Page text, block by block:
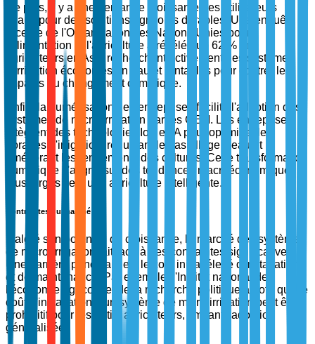
De plus, il y a une demande croissante des utilisateurs
finaux pour des solutions agricoles durables. Une enquête
récente de l'Organisation des Nations Unies pour
l'alimentation et l'agriculture a révélé que 62 % des
agriculteurs en Asie recherchent activement des systèmes
d'irrigation économes en eau et rentables pour contrer les
impacts du changement climatique.
Enfin, la numérisation des entreprises facilite l'adoption des
systèmes de micro-irrigation par les OEM. Les entreprises
intègrent des technologies IoT et IA pour optimiser les
horaires d'irrigation, réduisant le gaspillage d'eau et
améliorant les rendements des cultures. Cette transformation
numérique s'aligne sur des tendances macroéconomiques
plus larges vers une agriculture intelligente.
Contraintes du marché
Malgré son potentiel de croissance, le marché des systèmes
de micro-irrigation fait face à des contraintes significatives.
Une barrière principale est le coût initial élevé d'installation
et de maintenance. Par exemple, l'Institut national de
l'économie agricole et de la recherche politique a noté que le
coût d'installation d'un système de micro-irrigation peut être
prohibitif pour les petits agriculteurs, limitant l'adoption
généralisée.